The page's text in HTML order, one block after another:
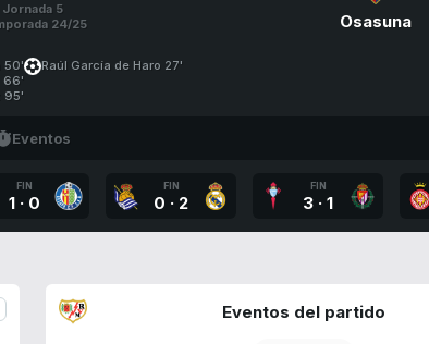
Jornada 5
24/25
Osasuna
50'
66'
95'
Raúl García de Haro 27'
Eventos
FIN
1 · 0
FIN
0 · 2
FIN
3 · 1
Eventos del partido